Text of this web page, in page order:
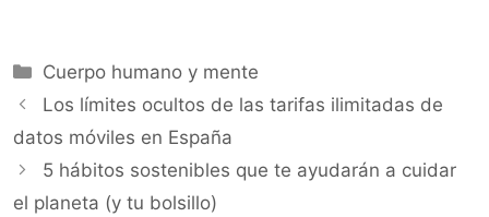
Categorías
Cuerpo humano y mente
Los límites ocultos de las tarifas ilimitadas de
datos móviles en España
5 hábitos sostenibles que te ayudarán a cuidar
el planeta (y tu bolsillo)